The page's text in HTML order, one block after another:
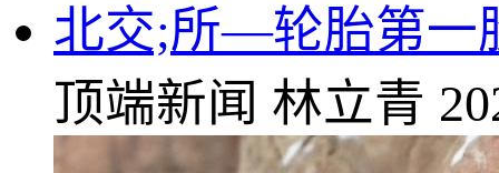
北交;所—轮胎第一
顶端新闻 林立青